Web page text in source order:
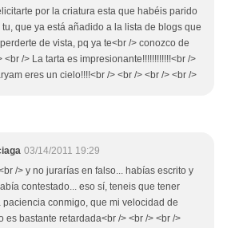
por la criatura esta que habéis parido
que ya está añadido a la lista de blogs que
de vista, pq ya te<br /> conozco de
<br /> La tarta es impresionante!!!!!!!!!!!!<br />
eres un cielo!!!!<br /> <br /> <br /> <br />
03/14/2011 19:29
/> y no jurarías en falso... habías escrito y
contestado... eso sí, teneis que tener
paciencia conmigo, que mi velocidad de
es bastante retardada<br /> <br /> <br />